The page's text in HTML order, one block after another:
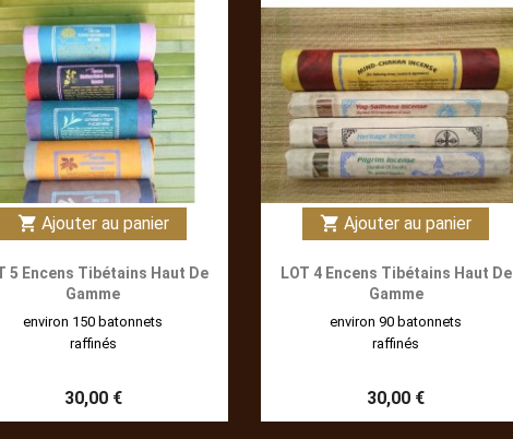
shopping_cart Ajouter au panier
5 Encens Tibétains Haut De
Gamme
environ 150 batonnets
raffinés
30,00 €
shopping_cart Ajouter au panier
LOT 4 Encens Tibétains Haut De
Gamme
environ 90 batonnets
raffinés
30,00 €